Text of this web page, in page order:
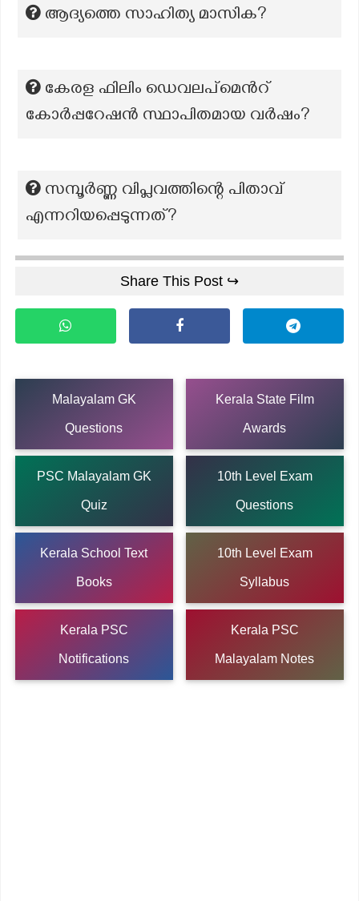
ആദ്യത്തെ സാഹിത്യ മാസിക?
കേരള ഫിലിം ഡെവലപ്മെൻറ്
കോർപ്പറേഷൻ സ്ഥാപിതമായ വർഷം?
സമ്പൂർണ്ണ വിപ്ലവത്തിന്റെ പിതാവ്
എന്നറിയപ്പെടുന്നത്?
Share This Post ↪
Malayalam GK
Questions
Kerala State Film
Awards
PSC Malayalam GK
Quiz
10th Level Exam
Questions
Kerala School Text
Books
10th Level Exam
Syllabus
Kerala PSC
Notifications
Kerala PSC
Malayalam Notes